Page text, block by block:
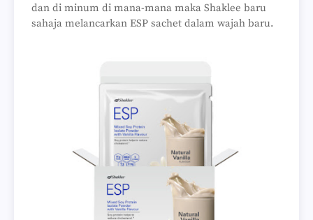
dan di minum di mana-mana maka Shaklee baru
sahaja melancarkan ESP sachet dalam wajah baru.